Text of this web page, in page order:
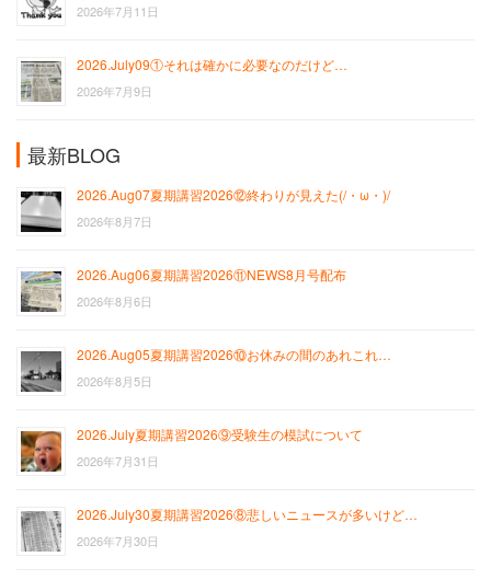
2026年7月11日
2026.July09①それは確かに必要なのだけど…
2026年7月9日
最新BLOG
2026.Aug07夏期講習2026⑫終わりが見えた(/・ω・)/
2026年8月7日
2026.Aug06夏期講習2026⑪NEWS8月号配布
2026年8月6日
2026.Aug05夏期講習2026⑩お休みの間のあれこれ…
2026年8月5日
2026.July夏期講習2026⑨受験生の模試について
2026年7月31日
2026.July30夏期講習2026⑧悲しいニュースが多いけど…
2026年7月30日